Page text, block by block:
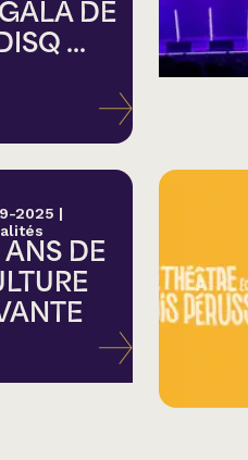
DE
...
2025 |
DE